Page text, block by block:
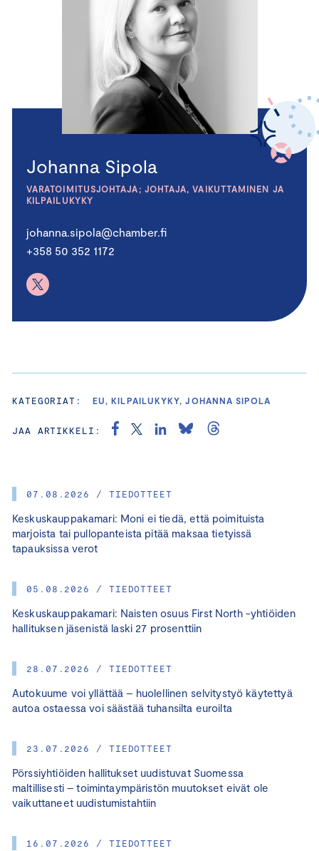
07.08.2026 / TIEDOTTEET
Keskuskauppakamari: Moni ei tiedä, että poimituista
marjoista tai pullopanteista pitää maksaa tietyissä
tapauksissa verot
05.08.2026 / TIEDOTTEET
Keskuskauppakamari: Naisten osuus First North -yhtiöiden
hallituksen jäsenistä laski 27 prosenttiin
28.07.2026 / TIEDOTTEET
Autokuume voi yllättää – huolellinen selvitystyö käytettyä
autoa ostaessa voi säästää tuhansilta euroilta
23.07.2026 / TIEDOTTEET
Pörssiyhtiöiden hallitukset uudistuvat Suomessa
maltillisesti – toimintaympäristön muutokset eivät ole
vaikuttaneet uudistumistahtiin
16.07.2026 / TIEDOTTEET
Johanna Sipola
VARATOIMITUSJOHTAJA; JOHTAJA, VAIKUTTAMINEN JA
KILPAILUKYKY
johanna.sipola@chamber.fi
+358 50 352 1172
KATEGORIAT: EU, KILPAILUKYKY, JOHANNA SIPOLA
JAA ARTIKKELI: